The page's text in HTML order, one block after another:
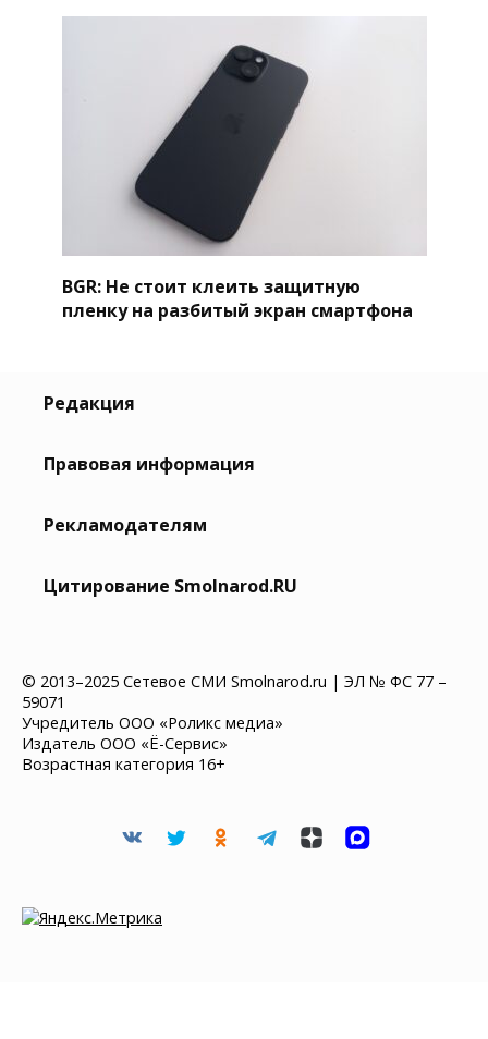
BGR: Не стоит клеить защитную
пленку на разбитый экран смартфона
Редакция
Правовая информация
Рекламодателям
Цитирование Smolnarod.RU
© 2013–2025 Сетевое СМИ Smolnarod.ru | ЭЛ № ФС 77 –
59071
Учредитель ООО «Роликс медиа»
Издатель ООО «Ё-Сервис»
Возрастная категория 16+